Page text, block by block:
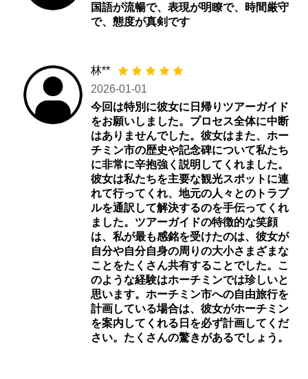
国語が流暢で、表現が明瞭で、時間厳守
で、態度が真剣です
林**
2026-01-01
今回は特別に彼女に日帰りツアーガイド
をお願いしました。プロセス全体に中断
はありませんでした。彼女はまた、ホー
チミン市の歴史や記念碑について私たち
に非常に辛抱強く説明してくれました。
彼女は私たちを主要な観光スポットに連
れて行ってくれ、地元の人々とのトラブ
ルを通訳して解決するのを手伝ってくれ
ました。ツアーガイドの特徴的な笑顔
は、私が最も感銘を受けたのは、彼女が
自分や自分自身の周りの大小さまざまな
ことをたくさん共有することでした。こ
のような経験はホーチミンでは珍しいと
思います。ホーチミン市への自由旅行を
計画している場合は、彼女がホーチミン
を案内してくれる日を必ず計画してくだ
さい。たくさんの驚きがあるでしょう。